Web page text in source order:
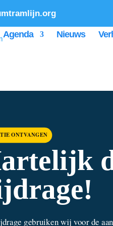
Agenda Nieuws
ONTVANGEN
gebruiken wij voor de